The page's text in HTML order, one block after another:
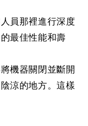
員那裡進行深度
最佳性能和壽
機器關閉並斷開
涼的地方。這樣